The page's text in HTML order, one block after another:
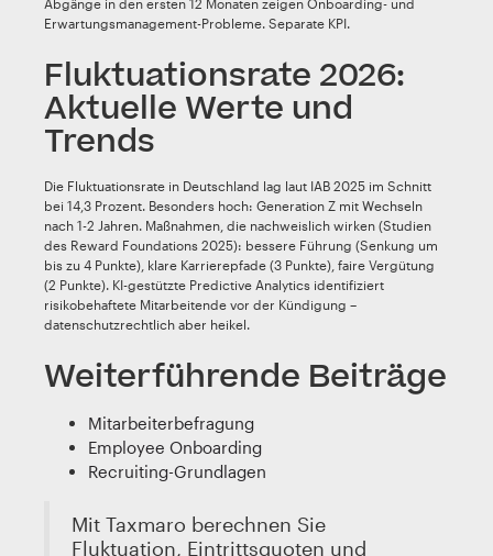
Abgänge in den ersten 12 Monaten zeigen Onboarding- und
Erwartungsmanagement-Probleme. Separate KPI.
Fluktuationsrate 2026:
Aktuelle Werte und
Trends
Die Fluktuationsrate in Deutschland lag laut IAB 2025 im Schnitt
bei 14,3 Prozent. Besonders hoch: Generation Z mit Wechseln
nach 1-2 Jahren. Maßnahmen, die nachweislich wirken (Studien
des Reward Foundations 2025): bessere Führung (Senkung um
bis zu 4 Punkte), klare Karrierepfade (3 Punkte), faire Vergütung
(2 Punkte). KI-gestützte Predictive Analytics identifiziert
risikobehaftete Mitarbeitende vor der Kündigung –
datenschutzrechtlich aber heikel.
Weiterführende Beiträge
Mitarbeiterbefragung
Employee Onboarding
Recruiting-Grundlagen
Mit Taxmaro berechnen Sie
Fluktuation, Eintrittsquoten und